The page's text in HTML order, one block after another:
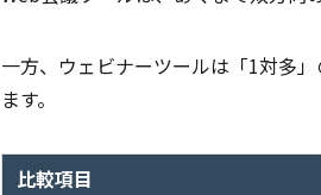
一方、ウェビナーツールは「1対多
ます。
比較項目